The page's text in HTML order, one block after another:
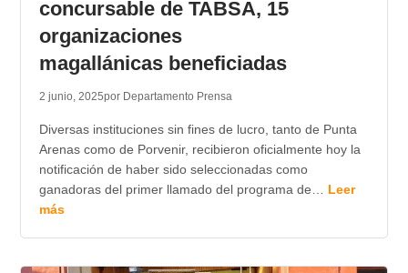
concursable de TABSA, 15
organizaciones
magallánicas beneficiadas
2 junio, 2025por Departamento Prensa
Diversas instituciones sin fines de lucro, tanto de Punta
Arenas como de Porvenir, recibieron oficialmente hoy la
notificación de haber sido seleccionadas como
ganadoras del primer llamado del programa de… Leer
más